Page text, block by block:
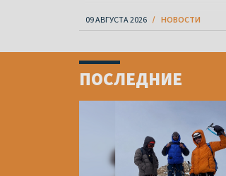
09 АВГУСТА 2026 НОВОСТИ
ПОСЛЕДНИЕ